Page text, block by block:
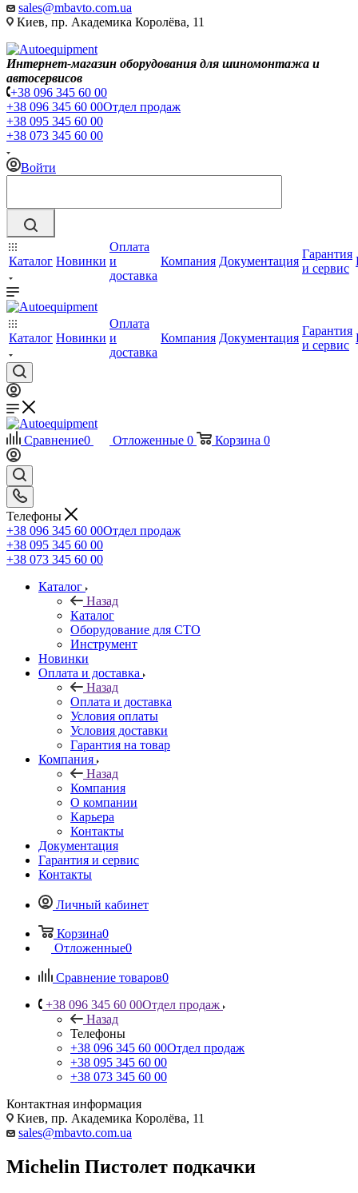
sales@mbavto.com.ua
Киев, пр. Академика Королёва, 11
Интернет-магазин оборудования для шиномонтажа и
автосервисов
+38 096 345 60 00
+38 096 345 60 00Отдел продаж
+38 095 345 60 00
+38 073 345 60 00
Войти
Каталог Новинки
Оплата
и
доставка
Компания Документация
Гарантия
и сервис
Каталог Новинки
Оплата
и
доставка
Компания Документация
Гарантия
и сервис
Сравнение0 Отложенные 0 Корзина 0
Телефоны
+38 096 345 60 00Отдел продаж
+38 095 345 60 00
+38 073 345 60 00
Каталог
Назад
Каталог
Оборудование для СТО
Инструмент
Новинки
Оплата и доставка
Назад
Оплата и доставка
Условия оплаты
Условия доставки
Гарантия на товар
Компания
Назад
Компания
О компании
Карьера
Контакты
Документация
Гарантия и сервис
Контакты
Личный кабинет
Корзина0
Отложенные0
Сравнение товаров0
+38 096 345 60 00Отдел продаж
Назад
Телефоны
+38 096 345 60 00Отдел продаж
+38 095 345 60 00
+38 073 345 60 00
Контактная информация
Киев, пр. Академика Королёва, 11
sales@mbavto.com.ua
Michelin Пистолет подкачки